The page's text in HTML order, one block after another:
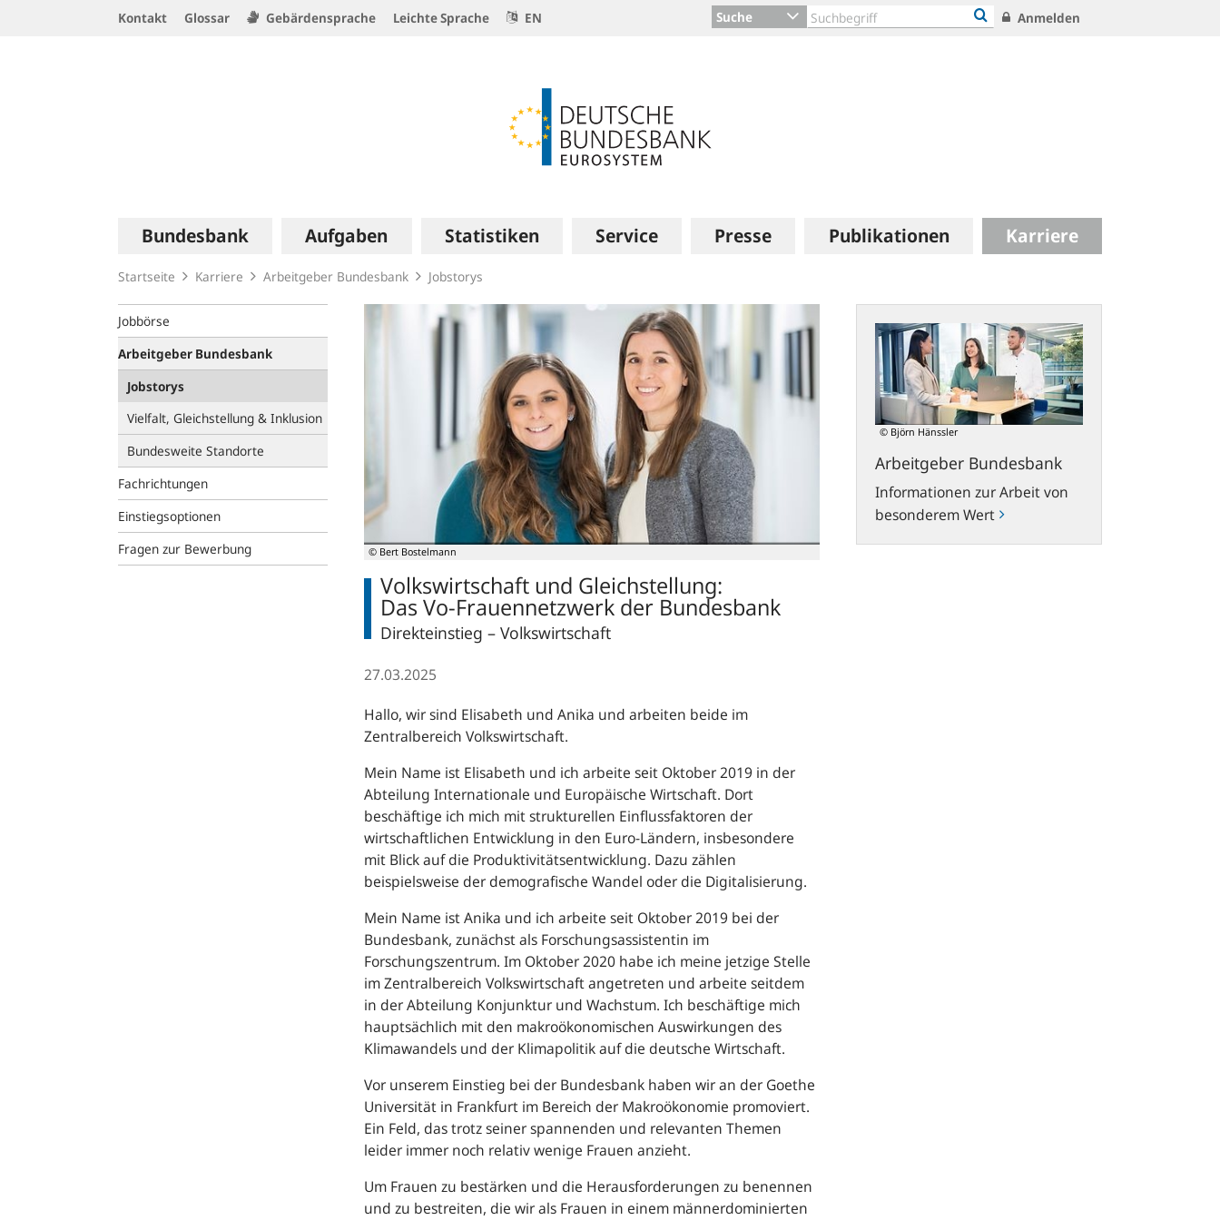
Kontakt Glossar Gebärdensprache Leichte Sprache EN Suche Anmelden
Hauptnavigation
Bundesbank Aufgaben Statistiken Service Presse Publikationen Karriere
Startseite Karriere Arbeitgeber Bundesbank Jobstorys
Jobbörse
Arbeitgeber Bundesbank
Jobstorys
Vielfalt, Gleichstellung & Inklusion
Bundesweite Standorte
Fachrichtungen
Einstiegsoptionen
Fragen zur Bewerbung
© Bert Bostelmann
Volkswirtschaft und Gleich­stellung:
Das Vo‑Frauennetzwerk der Bundesbank
Direkteinstieg – Volkswirtschaft
27.03.2025
Hallo, wir sind Elisabeth und Anika und arbeiten beide im
Zentralbereich Volkswirtschaft.­
Mein Name ist Elisabeth und ich arbeite seit Oktober 2019 in der
Abteilung Internationale und Europäische Wirtschaft. Dort
beschäftige ich mich mit strukturellen Einflussfaktoren der
wirtschaftlichen Entwicklung in den Euro-Ländern, insbesondere
mit Blick auf die Produktivitätsentwicklung. Dazu zählen
beispielsweise der demografische Wandel oder die Digitalisierung.
Mein Name ist Anika und ich arbeite seit Oktober 2019 bei der
Bundesbank, zunächst als Forschungsassistentin im
Forschungszentrum. Im Oktober 2020 habe ich meine jetzige Stelle
im Zentralbereich Volkswirtschaft angetreten und arbeite seitdem
in der Abteilung Konjunktur und Wachstum. Ich beschäftige mich
hauptsächlich mit den makroökonomischen Auswirkungen des
Klimawandels und der Klimapolitik auf die deutsche Wirtschaft.
Vor unserem Einstieg bei der Bundesbank haben wir an der Goethe
Universität in Frankfurt im Bereich der Makroökonomie promoviert.
Ein Feld, das trotz seiner spannenden und relevanten Themen
leider immer noch relativ wenige Frauen anzieht.
Um Frauen zu bestärken und die Herausforderungen zu benennen
und zu bestreiten, die wir als Frauen in einem männerdominierten
© Björn Hänssler
Arbeitgeber Bundesbank
Informationen zur Arbeit von
besonderem Wert
Bundesbank